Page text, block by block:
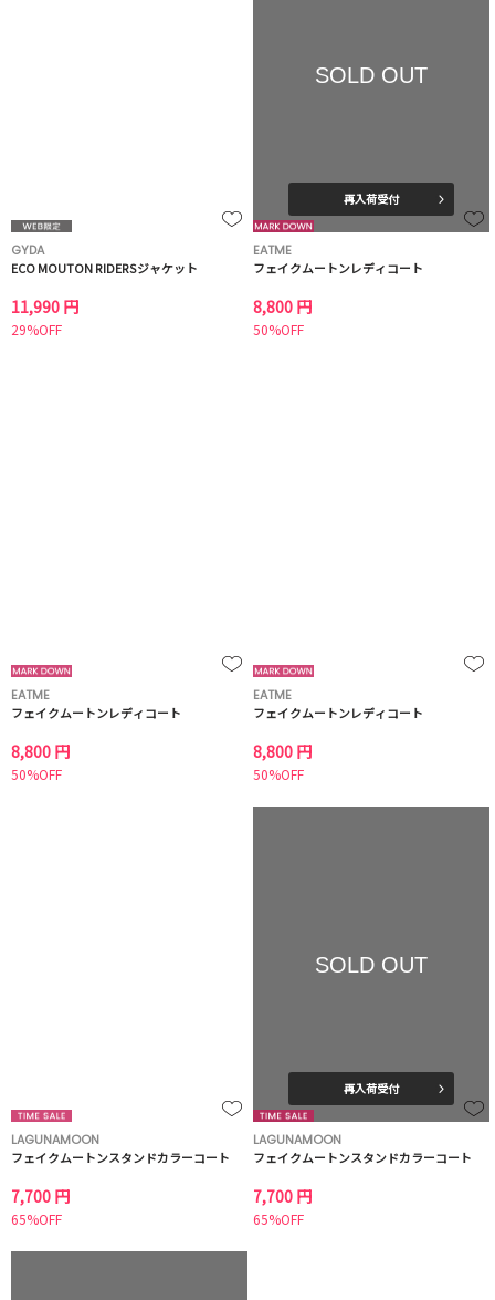
GYDA
ECO MOUTON RIDERSジャケット
11,990 円
29%OFF
SOLD OUT
再入荷受付
EATME
フェイクムートンレディコート
8,800 円
50%OFF
EATME
フェイクムートンレディコート
8,800 円
50%OFF
EATME
フェイクムートンレディコート
8,800 円
50%OFF
LAGUNAMOON
フェイクムートンスタンドカラーコート
7,700 円
65%OFF
SOLD OUT
再入荷受付
LAGUNAMOON
フェイクムートンスタンドカラーコート
7,700 円
65%OFF